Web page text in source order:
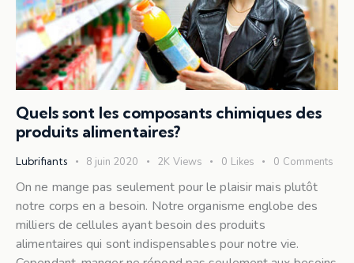
Quels sont les composants chimiques des
produits alimentaires?
Lubrifiants 8 juin 2020 2K Views 0 Likes 0 Comments
On ne mange pas seulement pour le plaisir mais plutôt
notre corps en a besoin. Notre organisme englobe des
milliers de cellules ayant besoin des produits
alimentaires qui sont indispensables pour notre vie.